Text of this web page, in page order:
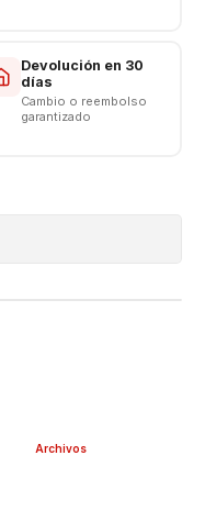
Devolución en 30
días
Cambio o reembolso
garantizado
Archivos